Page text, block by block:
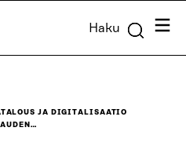
Haku
JA DIGITALISAATIO